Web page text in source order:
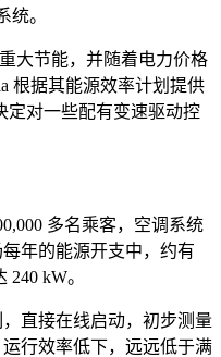
统。
大节能，并随着电力价格
根据其能源效率计划提供
定对一些配有变速驱动控
多名乘客，空调系统
年的能源开支中，约有
kW。
直接在线启动，初步测量
行效率低下，远远低于满